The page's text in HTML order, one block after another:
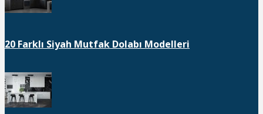
20 Farklı Siyah Mutfak Dolabı Modelleri